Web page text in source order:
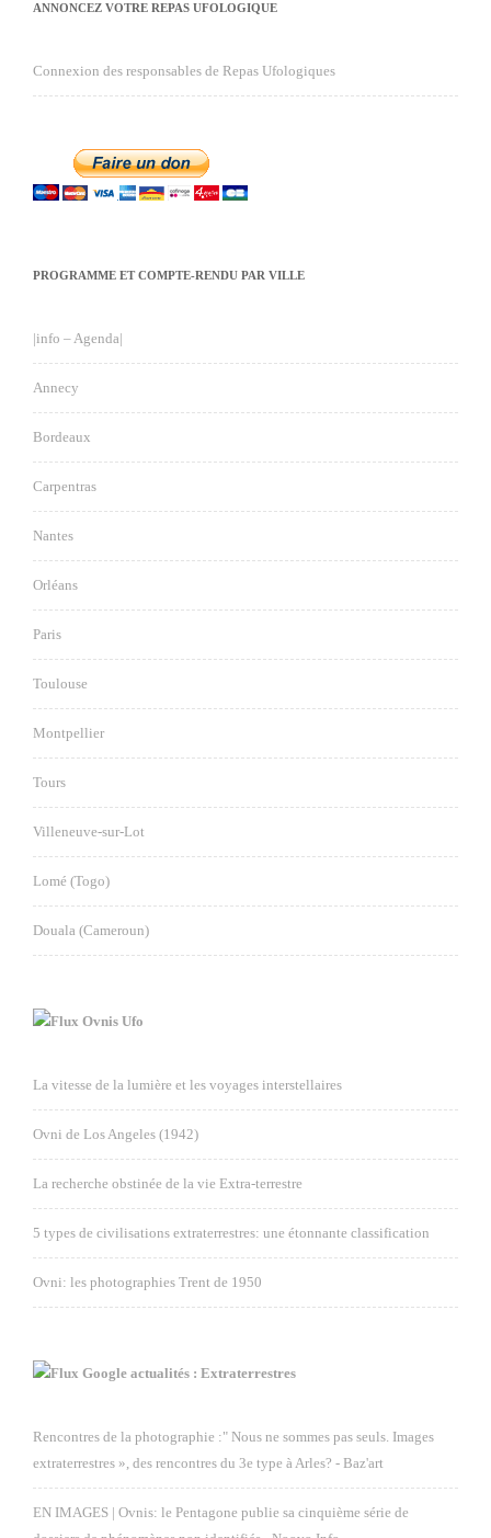
ANNONCEZ VOTRE REPAS UFOLOGIQUE
Connexion des responsables de Repas Ufologiques
PROGRAMME ET COMPTE-RENDU PAR VILLE
|info – Agenda|
Annecy
Bordeaux
Carpentras
Nantes
Orléans
Paris
Toulouse
Montpellier
Tours
Villeneuve-sur-Lot
Lomé (Togo)
Douala (Cameroun)
Ovnis Ufo
La vitesse de la lumière et les voyages interstellaires
Ovni de Los Angeles (1942)
La recherche obstinée de la vie Extra-terrestre
5 types de civilisations extraterrestres: une étonnante classification
Ovni: les photographies Trent de 1950
Google actualités : Extraterrestres
Rencontres de la photographie :" Nous ne sommes pas seuls. Images
extraterrestres », des rencontres du 3e type à Arles? - Baz'art
EN IMAGES | Ovnis: le Pentagone publie sa cinquième série de